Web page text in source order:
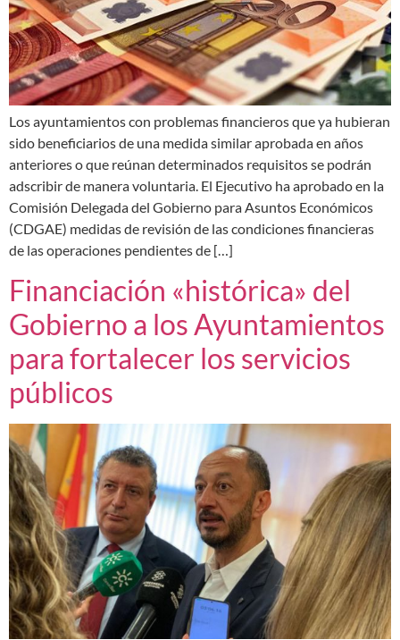
Los ayuntamientos con problemas financieros que ya hubieran
sido beneficiarios de una medida similar aprobada en años
anteriores o que reúnan determinados requisitos se podrán
adscribir de manera voluntaria. El Ejecutivo ha aprobado en la
Comisión Delegada del Gobierno para Asuntos Económicos
(CDGAE) medidas de revisión de las condiciones financieras
de las operaciones pendientes de […]
Financiación «histórica» del
Gobierno a los Ayuntamientos
para fortalecer los servicios
públicos